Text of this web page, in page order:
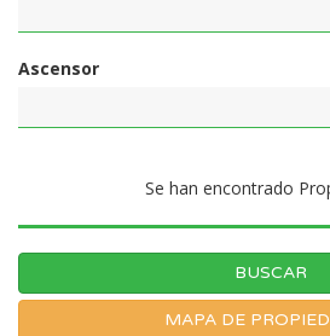
Ascensor
Se han encontrado
MAPA DE